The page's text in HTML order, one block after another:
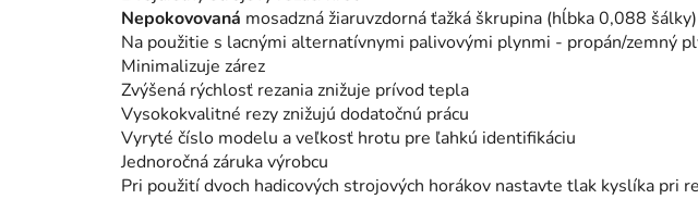
Nepokovovaná mosadzná žiaruvzdorná ťažká škrupina (hĺbka 0,088 šálky)
Na použitie s lacnými alternatívnymi palivovými plynmi - propán/zemný
Minimalizuje zárez
Zvýšená rýchlosť rezania znižuje prívod tepla
Vysokokvalitné rezy znižujú dodatočnú prácu
Vyryté číslo modelu a veľkosť hrotu pre ľahkú identifikáciu
Jednoročná záruka výrobcu
Pri použití dvoch hadicových strojových horákov nastavte tlak kyslíka pri